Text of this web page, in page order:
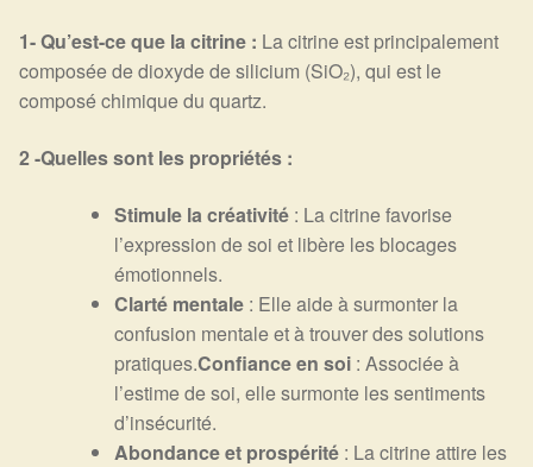
1- Qu’est-ce que la citrine : La citrine est principalement
composée de dioxyde de silicium (SiO₂), qui est le
composé chimique du quartz.
2 -Quelles sont les propriétés :
Stimule la créativité : La citrine favorise
l’expression de soi et libère les blocages
émotionnels.
Clarté mentale : Elle aide à surmonter la
confusion mentale et à trouver des solutions
pratiques.Confiance en soi : Associée à
l’estime de soi, elle surmonte les sentiments
d’insécurité.
Abondance et prospérité : La citrine attire les